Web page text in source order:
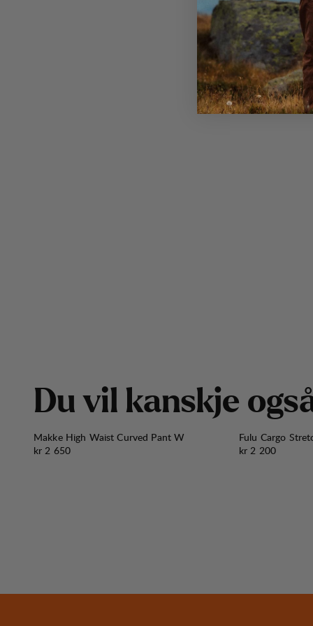
Du vil kanskje ogs
Makke High Waist Curved Pant W
Pris:
kr 2 650
Fulu Cargo
Pris:
kr 2 200